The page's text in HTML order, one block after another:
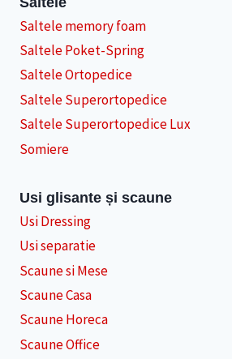
Saltele memory foam
Saltele Poket-Spring
Saltele Ortopedice
Saltele Superortopedice
Saltele Superortopedice Lux
Somiere
Usi glisante și scaune
Usi Dressing
Usi separatie
Scaune si Mese
Scaune Casa
Scaune Horeca
Scaune Office